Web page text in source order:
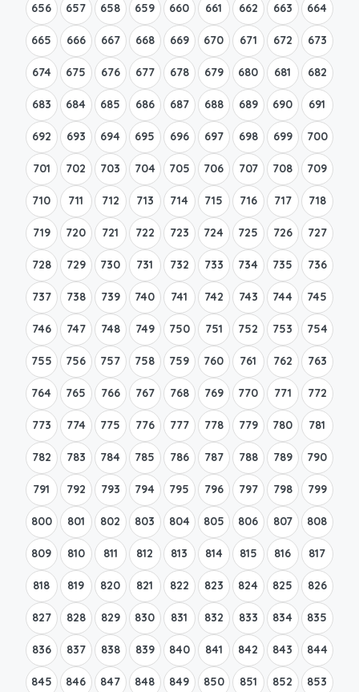
656 657 658 659 660 661 662 663 664
665 666 667 668 669 670 671 672 673
674 675 676 677 678 679 680 681 682
683 684 685 686 687 688 689 690 691
692 693 694 695 696 697 698 699 700
701 702 703 704 705 706 707 708 709
710 711 712 713 714 715 716 717 718
719 720 721 722 723 724 725 726 727
728 729 730 731 732 733 734 735 736
737 738 739 740 741 742 743 744 745
746 747 748 749 750 751 752 753 754
755 756 757 758 759 760 761 762 763
764 765 766 767 768 769 770 771 772
773 774 775 776 777 778 779 780 781
782 783 784 785 786 787 788 789 790
791 792 793 794 795 796 797 798 799
800 801 802 803 804 805 806 807 808
809 810 811 812 813 814 815 816 817
818 819 820 821 822 823 824 825 826
827 828 829 830 831 832 833 834 835
836 837 838 839 840 841 842 843 844
845 846 847 848 849 850 851 852 853